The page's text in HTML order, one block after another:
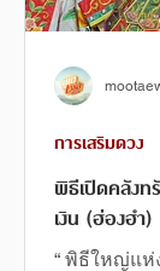
พิธีเปิดคลังท
เงิน (ฮ่องฮำ)
“ พิธีใหญ่แห่
การเสริมดวง